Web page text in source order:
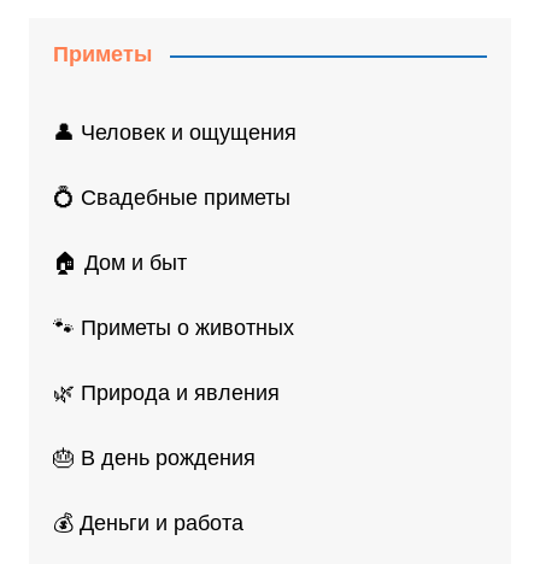
Приметы
👤 Человек и ощущения
💍 Свадебные приметы
🏠 Дом и быт
🐾 Приметы о животных
🌿 Природа и явления
🎂 В день рождения
💰 Деньги и работа